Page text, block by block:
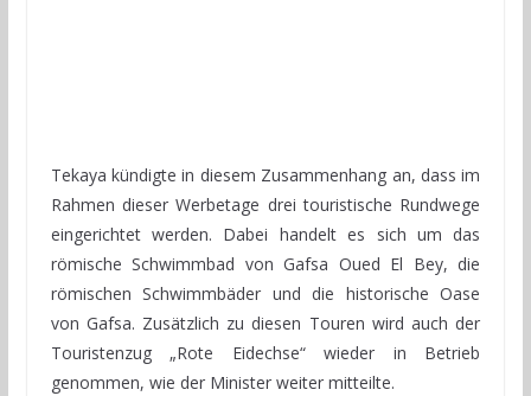
Tekaya kündigte in diesem Zusammenhang an, dass im
Rahmen dieser Werbetage drei touristische Rundwege
eingerichtet werden. Dabei handelt es sich um das
römische Schwimmbad von Gafsa Oued El Bey, die
römischen Schwimmbäder und die historische Oase
von Gafsa. Zusätzlich zu diesen Touren wird auch der
Touristenzug „Rote Eidechse“ wieder in Betrieb
genommen, wie der Minister weiter mitteilte.